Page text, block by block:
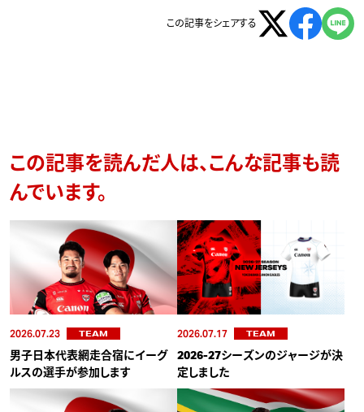
この記事をシェアする
この記事を読んだ人は、こんな記事も読
んでいます。
2026.07.23 TEAM
男子日本代表網走合宿にイーグ
ルスの選手が参加します
2026.07.17 TEAM
2026-27シーズンのジャージが決
定しました